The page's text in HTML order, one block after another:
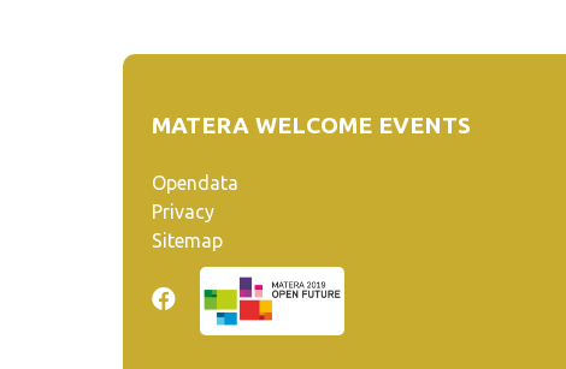
MATERA WELCOME EVENTS
Opendata
Privacy
Sitemap